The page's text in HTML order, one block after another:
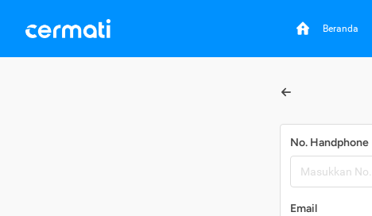
Beranda
No. Handphone
Email